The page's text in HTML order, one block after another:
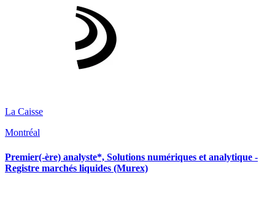
La Caisse
Montréal
Premier(-ère) analyste*, Solutions numériques et analytique -
Registre marchés liquides (Murex)